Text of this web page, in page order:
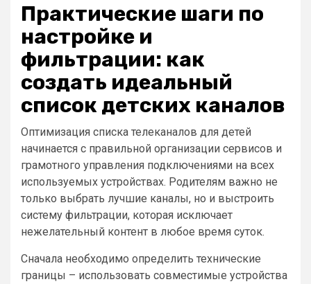
Практические шаги по
настройке и
фильтрации: как
создать идеальный
список детских каналов
Оптимизация списка телеканалов для детей
начинается с правильной организации сервисов и
грамотного управления подключениями на всех
используемых устройствах. Родителям важно не
только выбрать лучшие каналы, но и выстроить
систему фильтрации, которая исключает
нежелательный контент в любое время суток.
Сначала необходимо определить технические
границы – использовать совместимые устройства